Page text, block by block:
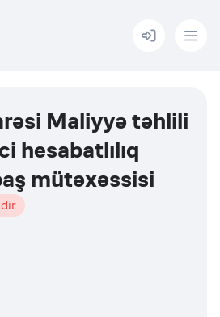
Menu
Maliyyə təhlili
hesabatlılıq
mütəxəssisi